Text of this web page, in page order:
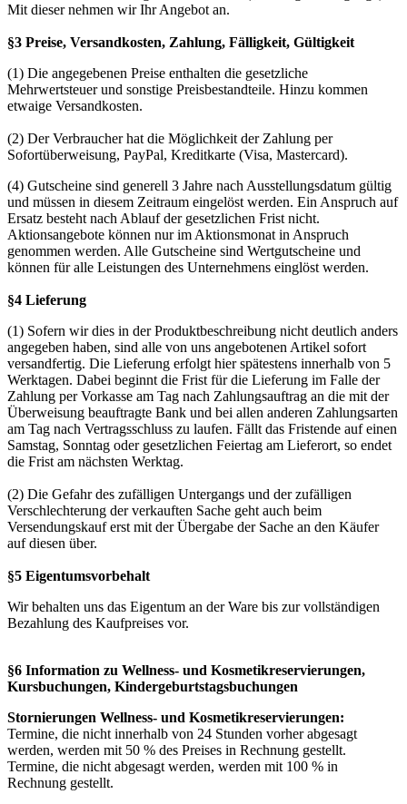
Mit dieser nehmen wir Ihr Angebot an.
§3 Preise, Versandkosten, Zahlung, Fälligkeit, Gültigkeit
(1) Die angegebenen Preise enthalten die gesetzliche
Mehrwertsteuer und sonstige Preisbestandteile. Hinzu kommen
etwaige Versandkosten.
(2) Der Verbraucher hat die Möglichkeit der Zahlung per
Sofortüberweisung, PayPal, Kreditkarte (Visa, Mastercard).
(4) Gutscheine sind generell 3 Jahre nach Ausstellungsdatum gültig
und müssen in diesem Zeitraum eingelöst werden. Ein Anspruch auf
Ersatz besteht nach Ablauf der gesetzlichen Frist nicht.
Aktionsangebote können nur im Aktionsmonat in Anspruch
genommen werden. Alle Gutscheine sind Wertgutscheine und
können für alle Leistungen des Unternehmens einglöst werden.
§4 Lieferung
(1) Sofern wir dies in der Produktbeschreibung nicht deutlich anders
angegeben haben, sind alle von uns angebotenen Artikel sofort
versandfertig. Die Lieferung erfolgt hier spätestens innerhalb von 5
Werktagen. Dabei beginnt die Frist für die Lieferung im Falle der
Zahlung per Vorkasse am Tag nach Zahlungsauftrag an die mit der
Überweisung beauftragte Bank und bei allen anderen Zahlungsarten
am Tag nach Vertragsschluss zu laufen. Fällt das Fristende auf einen
Samstag, Sonntag oder gesetzlichen Feiertag am Lieferort, so endet
die Frist am nächsten Werktag.
(2) Die Gefahr des zufälligen Untergangs und der zufälligen
Verschlechterung der verkauften Sache geht auch beim
Versendungskauf erst mit der Übergabe der Sache an den Käufer
auf diesen über.
§5 Eigentumsvorbehalt
Wir behalten uns das Eigentum an der Ware bis zur vollständigen
Bezahlung des Kaufpreises vor.
§6 Information zu Wellness- und Kosmetikreservierungen,
Kursbuchungen, Kindergeburtstagsbuchungen
Stornierungen Wellness- und Kosmetikreservierungen:
Termine, die nicht innerhalb von 24 Stunden vorher abgesagt
werden, werden mit 50 % des Preises in Rechnung gestellt.
Termine, die nicht abgesagt werden, werden mit 100 % in
Rechnung gestellt.